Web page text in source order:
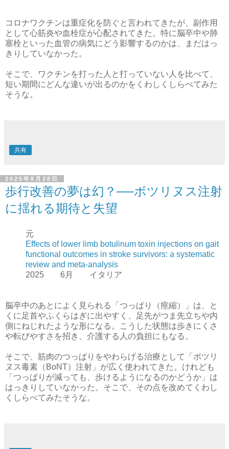
コロナワクチンは重症化を防ぐと言われてきたが、副作用
として心筋炎や血栓症が心配されてきた。特に脳卒中や肺
塞栓といった血管の病気にどう影響するのかは、まだはっ
きりしていなかった。
そこで、ワクチンを打った人と打っていない人を比べて、
短い期間にどんな違いが出るのかをくわしくしらべてみた
そうな。
共有
2025年8月28日
歩行改善の夢は幻？──ボツリヌス注射
に揺れる期待と失望
元
Effects of lower limb botulinum toxin injections on gait
functional outcomes in stroke survivors: a systematic
review and meta-analysis
2025 6月 イタリア
脳卒中のあとによく見られる「つっぱり（痙縮）」は、と
くに足首やふくらはぎに出やすく、足先がつま先立ちや内
側にねじれたような形になる。こうした状態は歩きにくさ
や転びやすさを招き、介護する人の負担にもなる。
そこで、筋肉のつっぱりをやわらげる治療として「ボツリ
ヌス毒素（BoNT）注射」が広く使われてきた。けれども
「つっぱりが減っても、歩けるようになるのかどうか」は
はっきりしていなかった。そこで、その点を改めてくわし
くしらべてみたそうな。